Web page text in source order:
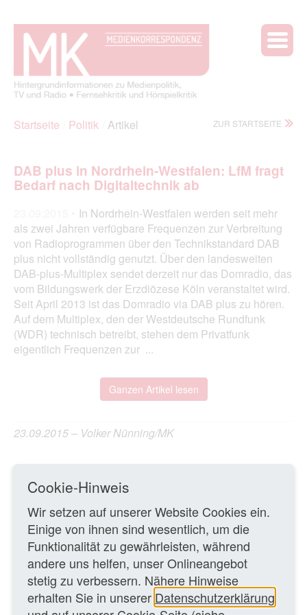
Startseite Politik Artikel ZUR STARTSEITE
DAB plus in Nordrhein-Westfalen: LfM fragt
Bedarf nach Digitaltechnik ab
In Nordrhein-Westfalen werden seit mehr
als zwei Jahren verfügbare Frequenzen zur Verbreitung
von Radioprogrammen über den Technikstandard DAB
plus nicht vollständig genutzt. Über den landesweiten
DAB-plus-Multiplex sendet derzeit nur das Domradio, das
vom Bildungswerk der Erzdiözese Köln veranstaltet wird.
Seit April 2013 ist das Domradio via DAB plus zu hören.
Auf dem Multiplex, den der Westdeutsche Rundfunk
(WDR) technisch betreibt, stehen dem Privatfunk
eigentlich Frequenzen zur ...
Ganzen Artikel lesen
23.09.2015 – Volker Nünning/MK
WEITERE TEXTE
Der Sparzwang der Sender
Ansichten & Sachen
McLuhan-TranceAnsichten & Sachen
Cookie-Hinweis
Wir setzen auf unserer Website Cookies ein.
Einige von ihnen sind wesentlich, um die
Funktionalität zu gewährleisten, während
andere uns helfen, unser Onlineangebot
stetig zu verbessern. Nähere Hinweise
erhalten Sie in unserer Datenschutzerklärung